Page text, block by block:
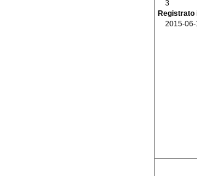
3
Registrato
2015-